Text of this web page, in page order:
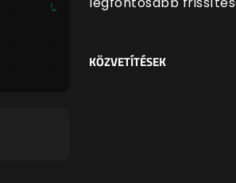
KÖZVETÍTÉSEK